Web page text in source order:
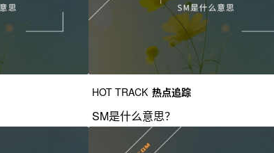
HOT TRACK 热点追踪
SM是什么意思？